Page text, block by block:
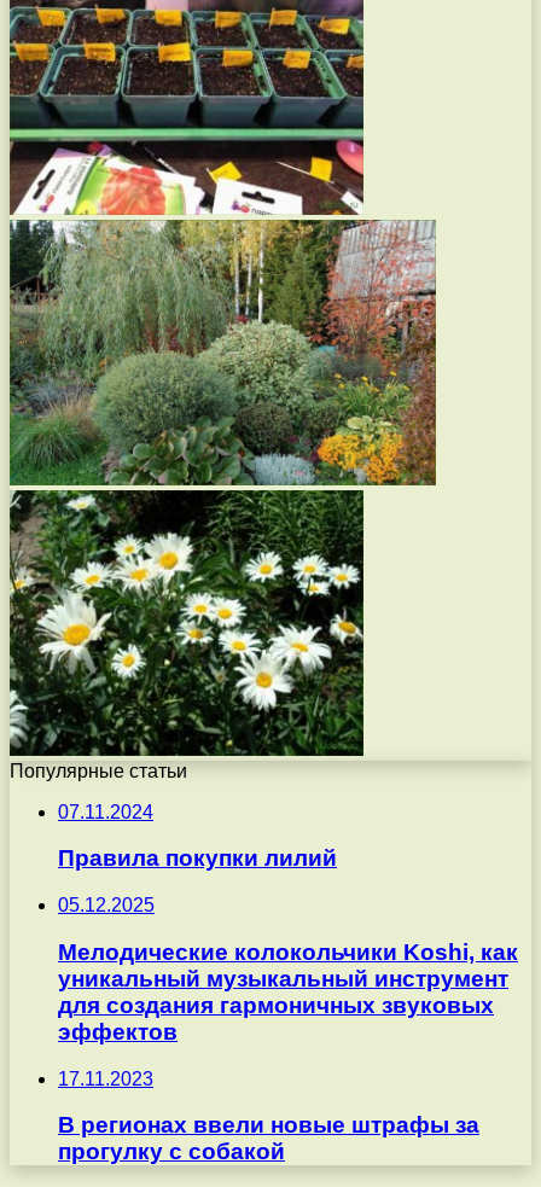
Популярные статьи
07.11.2024
Правила покупки лилий
05.12.2025
Мелодические колокольчики Koshi, как
уникальный музыкальный инструмент
для создания гармоничных звуковых
эффектов
17.11.2023
В регионах ввели новые штрафы за
прогулку с собакой